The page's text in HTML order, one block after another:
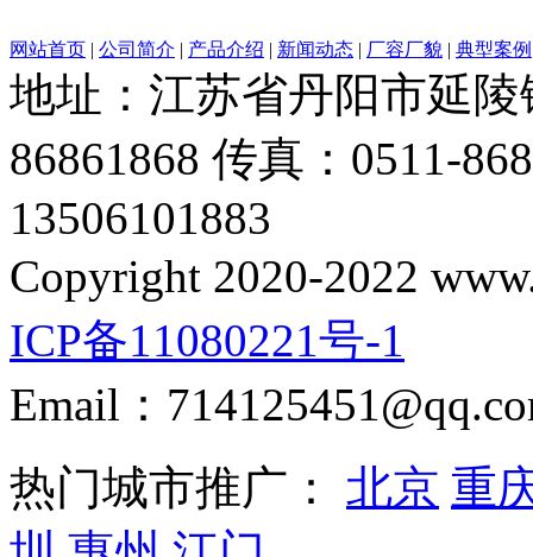
网站首页 | 公司简介 | 产品介绍 | 新闻动态 | 厂容厂貌 | 典型案例
地址：江苏省丹阳市延
86861868 传真：0511-
13506101883
Copyright 2020-2022
ICP备11080221号-1
Email：
热门城市推广： 北京 重